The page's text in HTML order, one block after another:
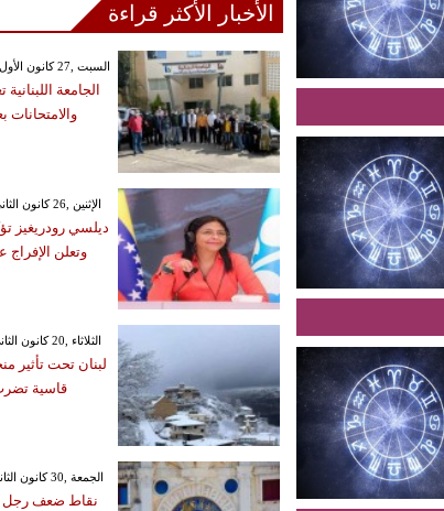
الأخبار الأكثر قراءة
GMT 20:30 2025 السبت ,27 كانون الأول / ديسمبر
الجامعة
والامتحانات
GMT 08:27 2026 الإثنين ,26 كانون الثاني / يناير
ديلسي رودريغيز
وتعلن
GMT 11:02 2026 الثلاثاء ,20 كانون الثاني / يناير
لبنان تحت تأثير
قاسية
GMT 07:33 2026 الجمعة ,30 كانون الثاني / يناير
نقاط ضعف رجل